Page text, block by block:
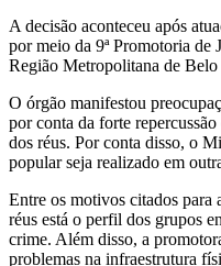
A decisão aconteceu após
por meio da 9ª Promotoria de
Região Metropolitana de
O órgão manifestou
por conta da forte
dos réus. Por conta disso, o
popular seja realizado em
Entre os motivos citados para
réus está o perfil dos grupos
crime. Além disso, a
problemas na infraestrutura